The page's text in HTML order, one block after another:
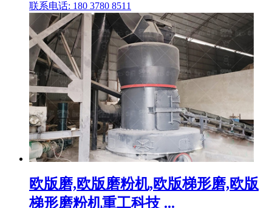
联系电话: 180 3780 8511
欧版磨,欧版磨粉机,欧版梯形磨,欧版
梯形磨粉机重工科技 ...